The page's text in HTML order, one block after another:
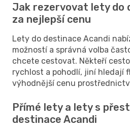
Jak rezervovat lety do
za nejlepší cenu
Lety do destinace Acandi
možností a správná volba
chcete cestovat. Někteří
rychlost a pohodlí, jiní hledají
výhodnější cenu
Přímé lety a lety s
destinace Acandi